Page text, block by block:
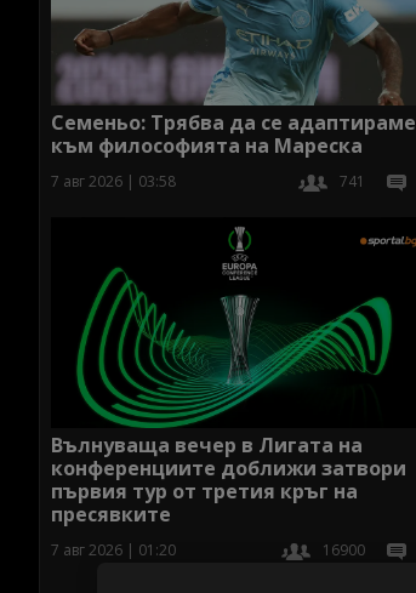
Семеньо: Трябва да се адаптираме
към философията на Мареска
7 авг 2026 | 03:58 741
Вълнуваща вечер в Лигата на
конференциите доближи затвори
първия тур от третия кръг на
пресявките
7 авг 2026 | 01:20 16900